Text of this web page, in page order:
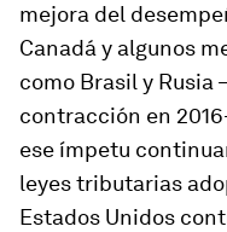
mejora del
Canadá y algunos
como Brasil y
contracción en
ese ímpetu
leyes tributarias
Estados Unidos